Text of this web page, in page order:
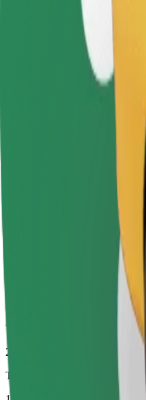
Gündəlik, orta ölçülü
Daha geniş salon və baqaj
Təxmini səfər vaxtı
20 dəq
Təxmini məsafə